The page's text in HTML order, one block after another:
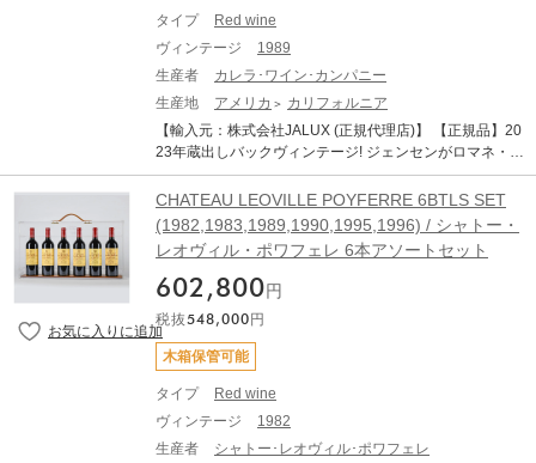
ん。商品到着後、最低でも2週間は休ませてください。 ●
長年現地蔵元のセラーで熟成されてきたボトルのため、
去の復刻版ラベルになります。 ●澱がございますので、
商品到着後はボトルを立てた状態で休息させてから(最低
でも1か月、出来れば2カ月以上)抜栓してください。 ●熟
成による色調の変化（白ワインは黄金色に、赤ワインは
能性があります。これらは古酒の特徴です。熟成された
ワイン(古酒)ですのでボトルバリエーション等ございま
す。それをご理解頂いた上でのご購入をお願い致しま
す。
が ブラインド・テイスティング。マルゴー、ラトゥー
ル、ラフィットを抜いてナンバー1に輝いたのは ビニェ
ード・チャドウィック2000年。 エラスリスのカベルネの
秀逸性を世界に証明しました。 セット内容 【ドン・マキ
シミアーノ ファウンダーズ リザーヴ [1989]】 1989
989年 セパージュ：カベルネ・ソーヴィニョン 100%
アルコール： 12.0％ / pH： 3.44 / 総酸性度： 6.3 g / l
ェリーのハイライトであり、フレッシュフルーツのノー
ト、よりバルサミコのタッチ、 やや土っぽいノートのあ
る複雑で深いノーズを持つワインです。口に含むと深く
帯び、上質に感じさせ、非常に持続的な後味を与えま
す。 ジェームス・サックリング氏：91点 【ドン・マキシ
ミアーノ ファウンダーズ リザーヴ [2009]】 2009年
世界に衝撃を与えた2004年のベルリンテイスティングや
プレミアムチリワインヘの品質を探求した2000年代を体
現した2009年 セパージュ：80％カベルネソーヴィニヨ
ン、10％カルメネール、5％プチヴェルド、5％カベルネ
フラン アルコール： 14.5％ / pH： 3.38 / 総酸性度：5.97
タイプ
Red wine
ヴィンテージ
1989
生産者
カレラ･ワイン･カンパニー
生産地
アメリカ
カリフォルニア
【輸入元：株式会社JALUX (正規代理店)】 【正規品】20
23年蔵出しバックヴィンテージ! ジェンセンがロマネ・コ
ンティなら、このミルズはグラン・エシェゾーに例えら
れます。 ブルゴーニュワインの不思議な力に引き込まれ
た創業者のジョシュ・ジェンセンは1969年よりDRC（ロ
マネ・コンティのワイナリー）でスタッフとして当時の
セラー責任者アンドレ・ノブレの元で働き、「ぶどうに
ほとんど手をかけない自然なワイン造り」に魅せられ、
「アメリカで最高のピノ・ノワールを造る」という目標
を掲げ、長い長い土壌探しの旅の果てにカリフォルニ
ア、マウントハーランにてワイン造りを開始。今ではカ
リフォルニアのロマネ・コンティと称され、世界中で愛
されるワインを造り続けています。 「ミルズ・ヴィンヤ
ード ピノ・ノワール マウント・ハーラン」は、レラ4番
目の単一畑。ジョシュ氏の親友で、ワイナリーの土地を
買収した際に力を貸してくれたジョン・エヴェレット・
CHATEAU LEOVILLE POYFERRE 6BTLS SET
(1982,1983,1989,1990,1995,1996) / シャトー・
レオヴィル・ポワフェレ 6本アソートセット
602,800 円
税抜548,000 円
木箱保管可能
タイプ
Red wine
ヴィンテージ
1982
生産者
シャトー･レオヴィル･ポワフェレ